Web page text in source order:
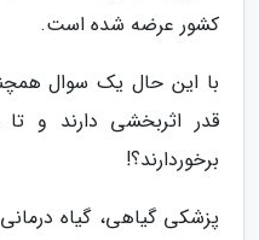
کشور عرضه شده است.
با این حال یک سوال
قدر اثربخشی دارند و
برخوردارند؟!
پزشکی گیاهی، گیاه